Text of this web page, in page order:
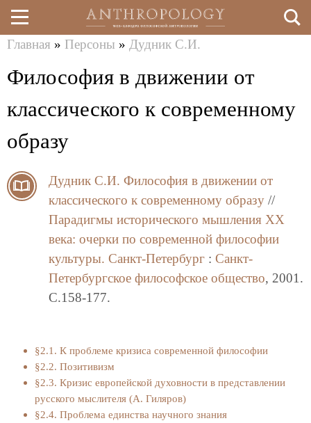
Перейти
к
здесь
Главная » Персоны » Дудник С.И.
Философия в движении от
классического к современному
образу
Дудник С.И. Философия в движении от
классического к современному образу //
Парадигмы исторического мышления ХХ
века: очерки по современной философии
культуры. Санкт-Петербург : Санкт-
Петербургское философское общество, 2001.
C.158-177.
§2.1. К проблеме кризиса современной философии
§2.2. Позитивизм
§2.3. Кризис европейской духовности в представлении
русского мыслителя (А. Гиляров)
§2.4. Проблема единства научного знания